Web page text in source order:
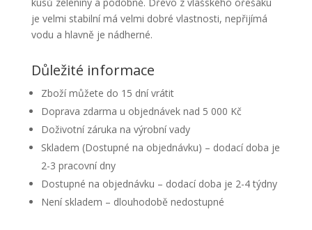
je velmi stabilní má velmi dobré vlastnosti, nepřijímá
vodu a hlavně je nádherné.
Důležité informace
Zboží můžete do 15 dní vrátit
Doprava zdarma u objednávek nad 5 000 Kč
Doživotní záruka na výrobní vady
Skladem (Dostupné na objednávku) – dodací doba je
2-3 pracovní dny
Dostupné na objednávku – dodací doba je 2-4 týdny
Není skladem – dlouhodobě nedostupné